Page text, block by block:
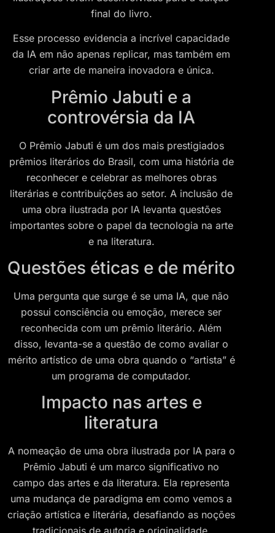
final do livro.
Esse processo evidencia a incrível capacidade
da IA em não apenas replicar, mas também em
criar arte de maneira inovadora e única.
Prêmio Jabuti e a
controvérsia da IA
O Prêmio Jabuti é um dos mais prestigiados
prêmios literários do Brasil, com uma história de
reconhecer e celebrar as melhores obras
literárias e contribuições ao setor. A inclusão de
uma obra ilustrada por IA levanta questões
importantes sobre o papel da tecnologia na arte
e na literatura.
Questões éticas e de mérito
Uma pergunta que surge é se uma IA, que não
possui consciência ou emoção, merece ser
reconhecida com um prêmio literário. Além
disso, levanta-se a questão de como avaliar o
mérito artístico de uma obra quando o “artista” é
um programa de computador.
Impacto nas artes e
literatura
A nomeação de uma obra ilustrada por IA para o
Prêmio Jabuti é um marco significativo no
campo das artes e da literatura. Ela representa
uma mudança de paradigma em como vemos a
criação artística e literária, desafiando as noções